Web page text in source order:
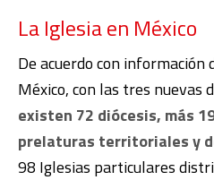
La Iglesia en México
De acuerdo con información
México, con las tres nuevas
existen 72 diócesis, más
prelaturas territoriales y
98 Iglesias particulares